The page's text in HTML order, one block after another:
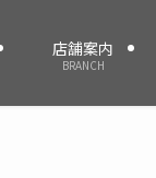
店舗案内
BRANCH